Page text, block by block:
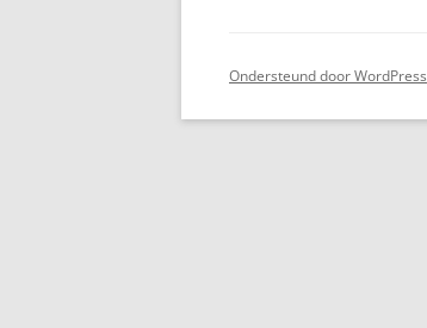
Ondersteund door WordPress